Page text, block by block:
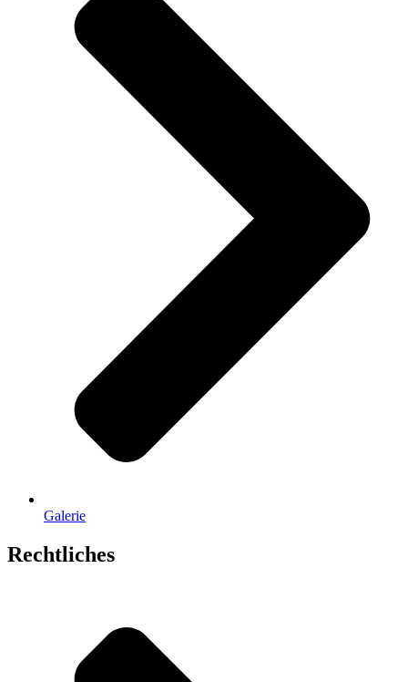
Galerie
Rechtliches